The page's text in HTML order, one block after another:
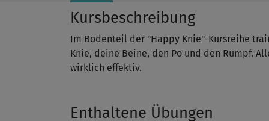
Kursbeschreibung
Im Bodenteil der "Happy Knie"-Kursreihe
Knie, deine Beine, den Po und den Rumpf.
wirklich effektiv.
Enthaltene Übungen